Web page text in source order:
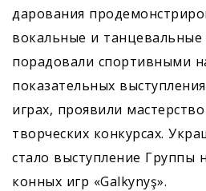
дарования
вокальные и танцевальные
порадовали спортивными
показательных
играх, проявили
творческих конкурсах.
стало выступление Группы
конных игр «Galkynyş».